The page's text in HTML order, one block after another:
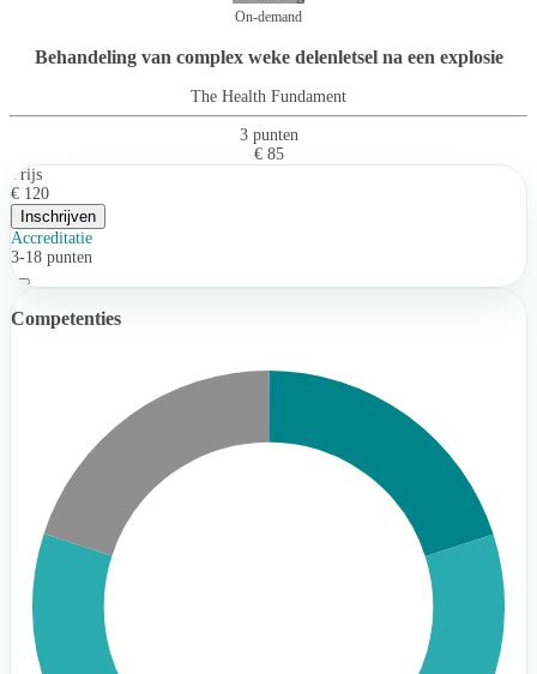
On-demand
Behandeling van complex weke delenletsel na een explosie
The Health Fundament
3 punten
€ 85
Prijs
€ 120
Inschrijven
Accreditatie
3-18 punten
Competenties